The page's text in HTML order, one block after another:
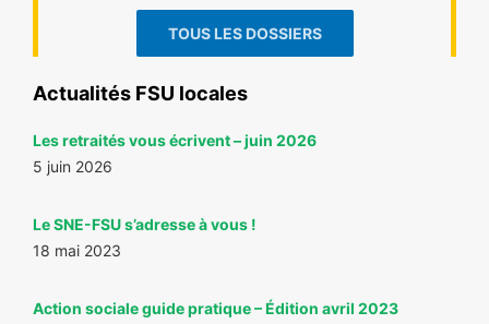
TOUS LES DOSSIERS
Actualités FSU locales
Les retraités vous écrivent – juin 2026
5 juin 2026
Le SNE-FSU s’adresse à vous !
18 mai 2023
Action sociale guide pratique – Édition avril 2023